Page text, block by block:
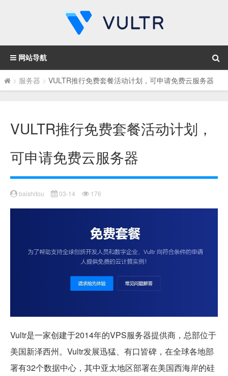
网站导航
> 服务器 > VULTR推行免费套餐活动计划，可申请免费云服务器
VULTR推行免费套餐活动计划，
可申请免费云服务器
baishitou 03-14 176
Vultr是一家创建于2014年的VPS服务器提供商，总部位于
美国新泽西州。Vultr发展迅猛、有口皆碑，在全球各地部
署有32个数据中心，其中亚太地区部署在美国西海岸的硅